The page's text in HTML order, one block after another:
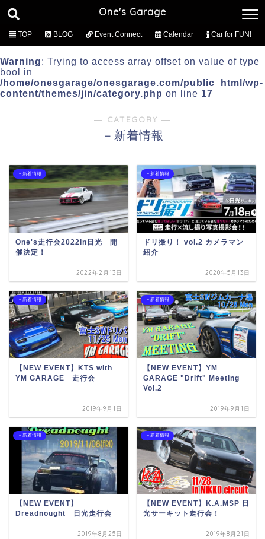
One's Garage
TOP BLOG Event Connect Calendar Car for FUN!
Warning: Trying to access array offset on value of type
bool in
/home/onesgarage/onesgarage.com/public_html/wp-
content/themes/jin/category.php on line 17
― CATEGORY ―
－新着情報
－新着情報
One's走行会2022in日光 開
催決定！
2022年2月13日
－新着情報
ドリ撮り！ vol.2 カメラマン
紹介
2020年5月13日
－新着情報
【NEW EVENT】KTS with
YM GARAGE 走行会
2019年9月1日
－新着情報
【NEW EVENT】YM
GARAGE "Drift" Meeting
Vol.2
2019年9月1日
－新着情報
【NEW EVENT】
Dreadnought 日光走行会
2019年8月25日
－新着情報
【NEW EVENT】K.A.MSP 日
光サーキット走行会！
2019年8月21日